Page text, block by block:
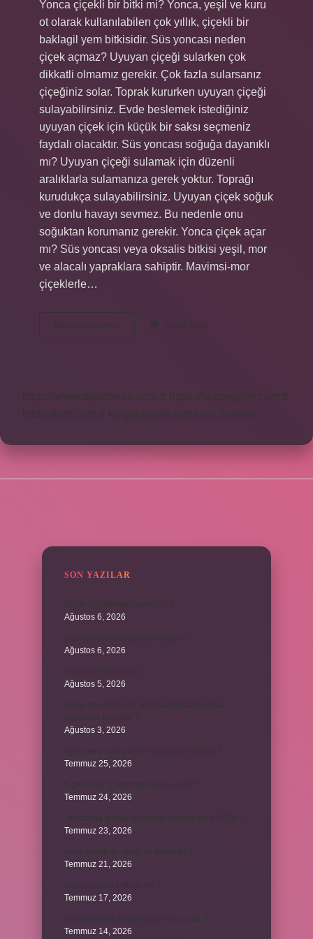
Yonca çiçekli bir bitki mi? Yonca, yeşil ve kuru
ot olarak kullanılabilen çok yıllık, çiçekli bir
baklagil yem bitkisidir. Süs yoncası neden
çiçek açmaz? Uyuyan çiçeği sularken çok
dikkatli olmamız gerekir. Çok fazla sularsanız
çiçeğiniz solar. Toprak kururken uyuyan çiçeği
sulayabilirsiniz. Evde beslemek istediğiniz
uyuyan çiçek için küçük bir saksı seçmeniz
faydalı olacaktır. Süs yoncası soğuğa dayanıklı
mı? Uyuyan çiçeği sulamak için düzenli
aralıklarla sulamanıza gerek yoktur. Toprağı
kurudukça sulayabilirsiniz. Uyuyan çiçek soğuk
ve donlu havayı sevmez. Bu nedenle onu
soğuktan korumanız gerekir. Yonca çiçek açar
mı? Süs yoncası veya oksalis bitkisi yeşil, mor
ve alacalı yapraklara sahiptir. Mavimsi-mor
çiçeklerle…
Devamını okuyun
Çiçek
Yorum Bırak
https://www.diyetforum.com.tr
https://heceegitim.com.tr
https://eyh.com.tr
knight online nttgame Sitemap
SON YAZILAR
Ağustos 6, 2026
Ağustos 6, 2026
Ağustos 5, 2026
Ağustos 3, 2026
Temmuz 25, 2026
Temmuz 24, 2026
Temmuz 23, 2026
Temmuz 21, 2026
Temmuz 17, 2026
Temmuz 14, 2026